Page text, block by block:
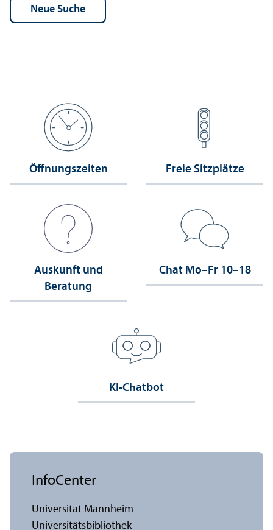
Öffnungs­zeiten Freie Sitzplätze
Auskunft und
Beratung
Chat Mo–Fr 10–18
KI-Chatbot
InfoCenter
Universität Mannheim
Universitäts­bibliothek